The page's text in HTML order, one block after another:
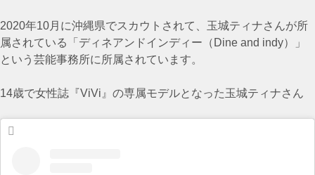
2020年10月に沖縄県でスカウトされて、玉城ティナさんが所
属されている「ディネアンドインディー（Dine and indy）」
という芸能事務所に所属されています。
14歳で女性誌『ViVi』の専属モデルとなった玉城ティナさん